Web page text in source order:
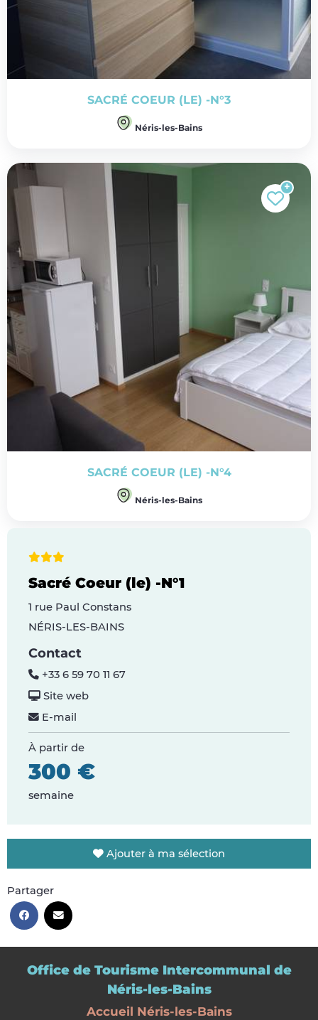
SACRÉ COEUR (LE) -N°3
Néris-les-Bains
SACRÉ COEUR (LE) -N°4
Néris-les-Bains
Sacré Coeur (le) -N°1
1 rue Paul Constans
NÉRIS-LES-BAINS
Contact
+33 6 59 70 11 67
Site web
E-mail
À partir de
300 €
semaine
Ajouter à ma sélection
Partager
Office de Tourisme Intercommunal de
Néris-les-Bains
Accueil Néris-les-Bains